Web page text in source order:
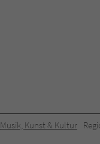
Musik, Kunst & Kultur